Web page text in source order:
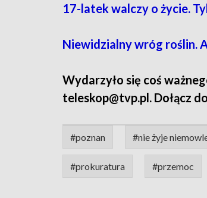
17-latek walczy o życie.
Niewidzialny wróg roślin.
Wydarzyło się coś
teleskop@tvp.pl. Dołącz
#poznan #nie żyje
#prokuratura #przemoc